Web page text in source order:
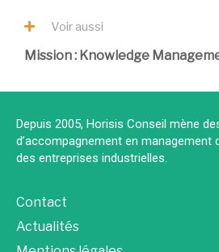
Voir aussi
Mission : Knowledge
Depuis 2005, Horisis Conseil mène
d’accompagnement en management
des entreprises industrielles.
Contact
Actualités